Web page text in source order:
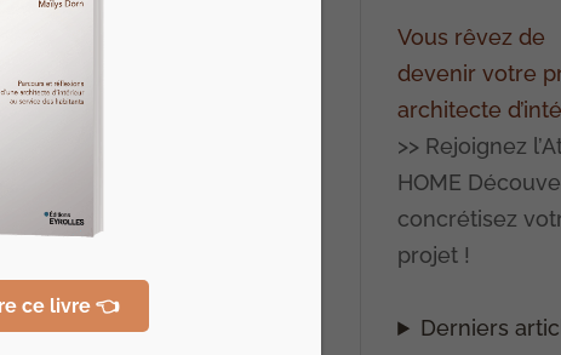
peu d’argent et des
les mots « rénovation
la réponse est...
Vous rêvez de
devenir votre
architecte
>> Rejoignez
HOME
concrétisez
projet !
Derniers
ce livre 👈